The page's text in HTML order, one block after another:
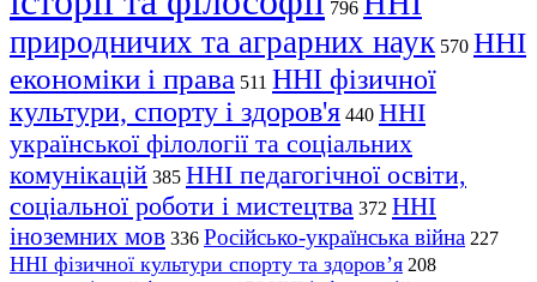
796
природничих та аграрних наук 570 ННІ
економіки і права 511 ННІ фізичної
культури, спорту і здоров'я 440 ННІ
української філології та соціальних
комунікацій 385 ННІ педагогічної освіти,
соціальної роботи і мистецтва 372 ННІ
іноземних мов 336 Російсько-українська війна 227
ННІ фізичної культури спорту та здоров’я 208